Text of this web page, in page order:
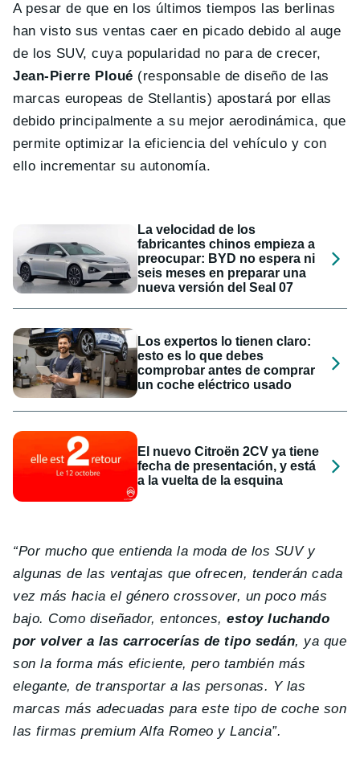
A pesar de que en los últimos tiempos las berlinas
han visto sus ventas caer en picado debido al auge
de los SUV, cuya popularidad no para de crecer,
Jean-Pierre Ploué (responsable de diseño de las
marcas europeas de Stellantis) apostará por ellas
debido principalmente a su mejor aerodinámica, que
permite optimizar la eficiencia del vehículo y con
ello incrementar su autonomía.
La velocidad de los
fabricantes chinos empieza a
preocupar: BYD no espera ni
seis meses en preparar una
nueva versión del Seal 07
Los expertos lo tienen claro:
esto es lo que debes
comprobar antes de comprar
un coche eléctrico usado
El nuevo Citroën 2CV ya tiene
fecha de presentación, y está
a la vuelta de la esquina
“Por mucho que entienda la moda de los SUV y
algunas de las ventajas que ofrecen, tenderán cada
vez más hacia el género crossover, un poco más
bajo. Como diseñador, entonces,estoy luchando
por volver a las carrocerías de tipo sedán, ya que
son la forma más eficiente, pero también más
elegante, de transportar a las personas. Y las
marcas más adecuadas para este tipo de coche son
las firmas premium Alfa Romeo y Lancia”.